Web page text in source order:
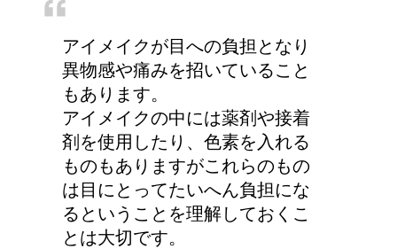
人が死ぬ前に感じる予感
や予兆の3パターン
リンパに転移した場合、
余命って極端に短くなる
の？
アイメイクが目への負担となり
異物感や痛みを招いていること
もあります。
アイメイクの中には薬剤や接着
剤を使用したり、色素を入れる
ものもありますがこれらのもの
は目にとってたいへん負担にな
るということを理解しておくこ
とは大切です。